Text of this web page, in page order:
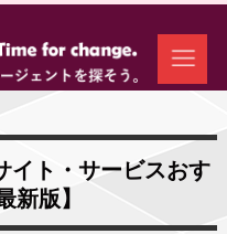
イト・サービスおす
新版】